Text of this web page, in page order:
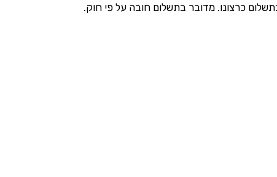
כרצונו. מדובר בתשלום חובה על פי חוק.